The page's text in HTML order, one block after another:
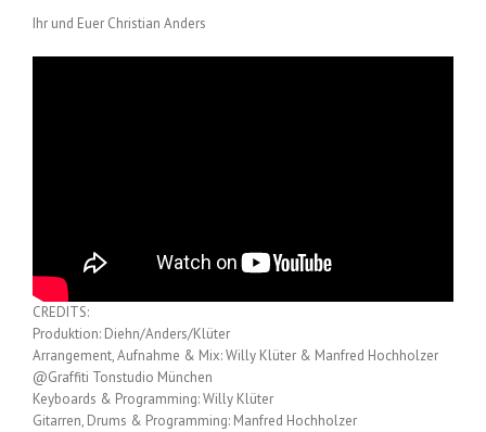
Ihr und Euer Christian Anders
CREDITS:
Produktion: Diehn/Anders/Klüter
Arrangement, Aufnahme & Mix: Willy Klüter & Manfred Hochholzer
@Graffiti Tonstudio München
Keyboards & Programming: Willy Klüter
Gitarren, Drums & Programming: Manfred Hochholzer